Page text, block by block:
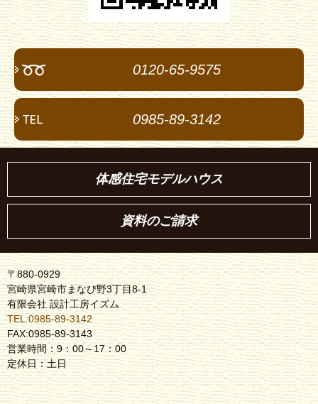
0120-65-9575
0985-89-3142
体感住宅モデルハウス
資料のご請求
〒880-0929
宮崎県宮崎市まなび野3丁目8-1
有限会社 設計工房イズム
TEL:0985-89-3142
FAX:0985-89-3143
営業時間：9：00～17：00
定休日：土日